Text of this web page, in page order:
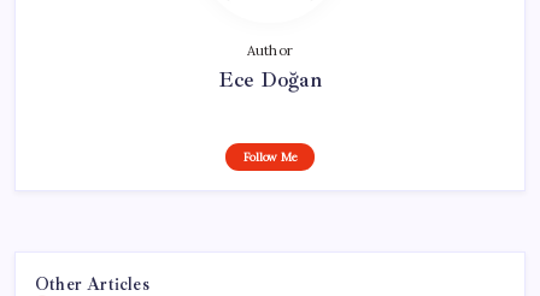
Author
Ece Doğan
Follow Me
Other Articles